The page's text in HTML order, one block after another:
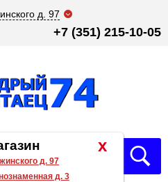
д. 97
+7 (351) 215-10-05
x
д. 97
д. 3